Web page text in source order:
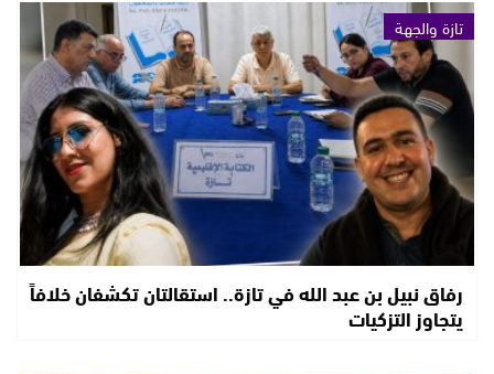
تازة والجهة
رفاق نبيل بن عبد الله في تازة.. استقالتان تكشفان خلافاً
يتجاوز التزكيات